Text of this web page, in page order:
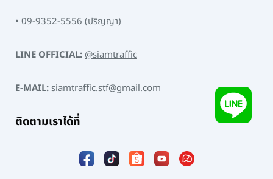
• 09-9352-5556(ปริญญา)
LINE OFFICIAL:@siamtraffic
E-MAIL:siamtraffic.stf@gmail.com
ติดตามเราได้ที่